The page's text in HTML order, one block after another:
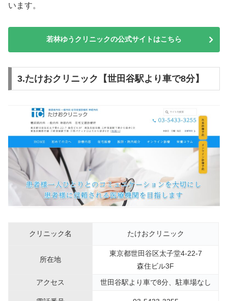
います。
若林ゆうクリニックの公式サイトはこちら
3.たけおクリニック【世田谷駅より車で8分】
クリニック名 たけおクリニック
所在地
東京都世田谷区太子堂4-22-7
森住ビル3F
アクセス
世田谷駅より車で8分、駐車場なし